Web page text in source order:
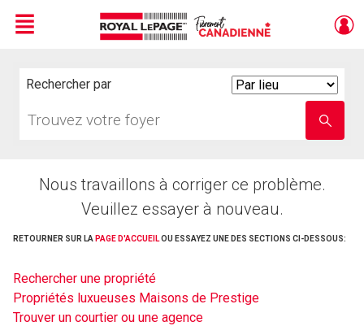
Menu
Rechercher par
votre
nom
Nous travaillons à corriger ce problème.
Veuillez essayer à nouveau.
RETOURNER SUR LA PAGE D'ACCUEILOU ESSAYEZ UNE DES SECTIONS CI-DESSOUS:
Rechercher une propriété
Propriétés luxueuses Maisons de Prestige
Trouver un courtier ou une agence